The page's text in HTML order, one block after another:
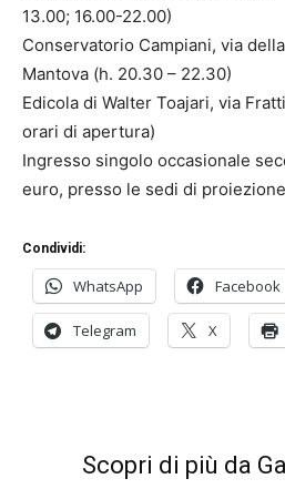
13.00; 16.00-22.00)
Conservatorio Campiani, via
Mantova (h. 20.30 – 22.30)
Edicola di Walter Toajari, via
orari di apertura)
Ingresso singolo occasionale
euro, presso le sedi di
Condividi:
WhatsApp Facebook
Telegram X
Scopri di più da